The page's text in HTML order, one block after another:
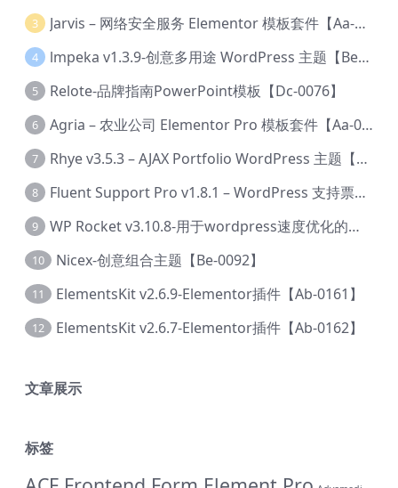
3 Jarvis – 网络安全服务 Elementor 模板套件【Aa-0035】
4 lmpeka v1.3.9-创意多用途 WordPress 主题【Be-0064】
5 Relote-品牌指南PowerPoint模板【Dc-0076】
6 Agria – 农业公司 Elementor Pro 模板套件【Aa-0003】
7 Rhye v3.5.3 – AJAX Portfolio WordPress 主题【Bi-0049】
8 Fluent Support Pro v1.8.1 – WordPress 支持票务系统【Cc-0041】
9 WP Rocket v3.10.8-用于wordpress速度优化的缓存加速插件【Cd-0019】
10 Nicex-创意组合主题【Be-0092】
11 ElementsKit v2.6.9-Elementor插件【Ab-0161】
12 ElementsKit v2.6.7-Elementor插件【Ab-0162】
文章展示
标签